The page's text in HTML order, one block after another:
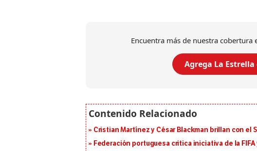
Encuentra más de nuestra cobertura
Agrega La
Cristian Martínez y César Blackman brillan con el
Federación portuguesa critica iniciativa de la